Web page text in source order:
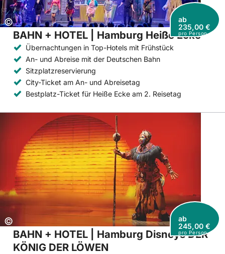
Copyright:
©
ab
235,00 €
pro Person
BAHN + HOTEL | Hamburg Heiße Ecke
Übernachtungen in Top-Hotels mit Frühstück
An- und Abreise mit der Deutschen Bahn
Sitzplatzreservierung
City-Ticket am An- und Abreisetag
Bestplatz-Ticket für Heiße Ecke am 2. Reisetag
Copyright:
©
ab
245,00 €
pro Person
BAHN + HOTEL | Hamburg Disneys DER
KÖNIG DER LÖWEN